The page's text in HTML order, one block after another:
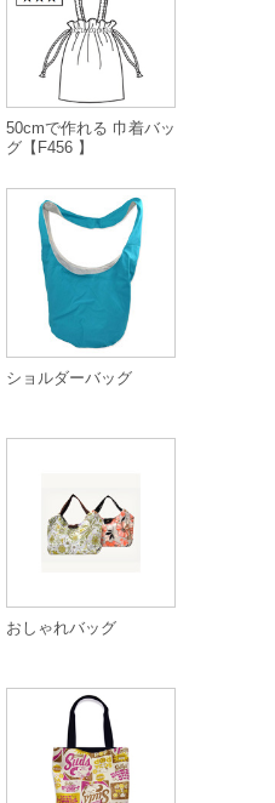
50cmで作れる 巾着バッ
グ【F456 】
ショルダーバッグ
おしゃれバッグ